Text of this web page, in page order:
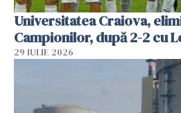
Universitatea Craiova,
Campionilor, după 2-2 cu
29 IULIE 2026